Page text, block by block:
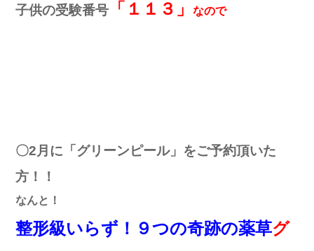
子供の受験番号 「１１３」 なので
〇2月に「グリーンピール」をご予約頂いた
方！！
なんと！
整形級いらず！９つの奇跡の薬草グ